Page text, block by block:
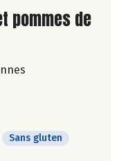
pommes de
Sans gluten